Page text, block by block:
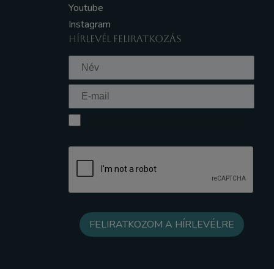
Youtube
Instagram
HÍRLEVÉL FELIRATKOZÁS